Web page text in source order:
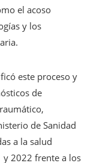
el acoso
y los
este proceso y
de
de Sanidad
a la salud
y 2022 frente a los